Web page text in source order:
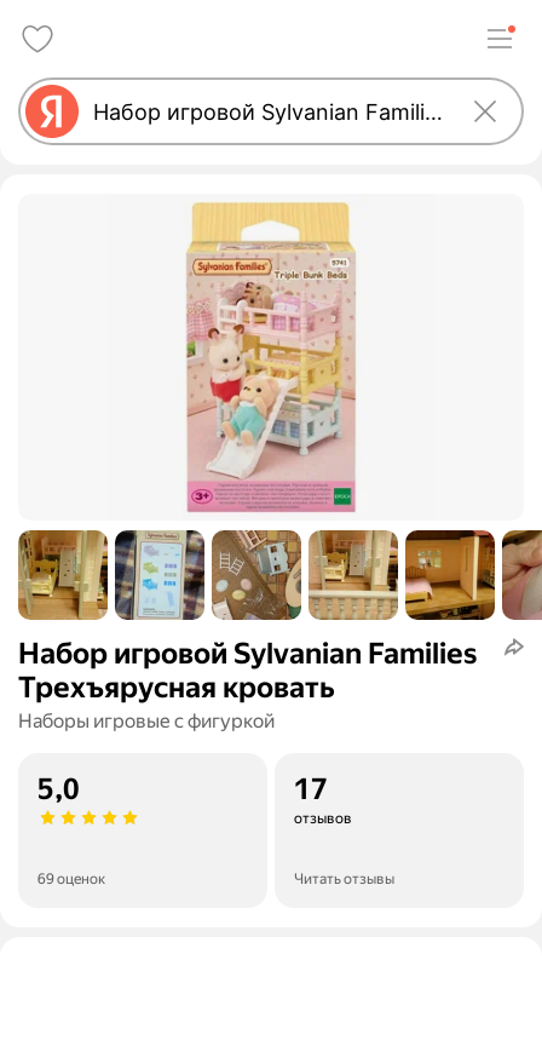
Набор игровой Sylvanian Families
Трехъярусная кровать
Наборы игровые с фигуркой
5,0
69 оценок
17
отзывов
Читать отзывы